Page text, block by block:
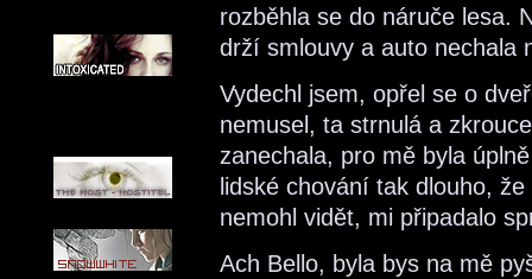
rozběhla se do náruče lesa.
drží smlouvy a auto nechala
Vydechl jsem, opřel se o
nemusel, ta strnulá a
zanechala, pro mě byla
lidské chování tak dlouho,
nemohl vidět, mi připadalo
Ach Bello, byla bys na mě